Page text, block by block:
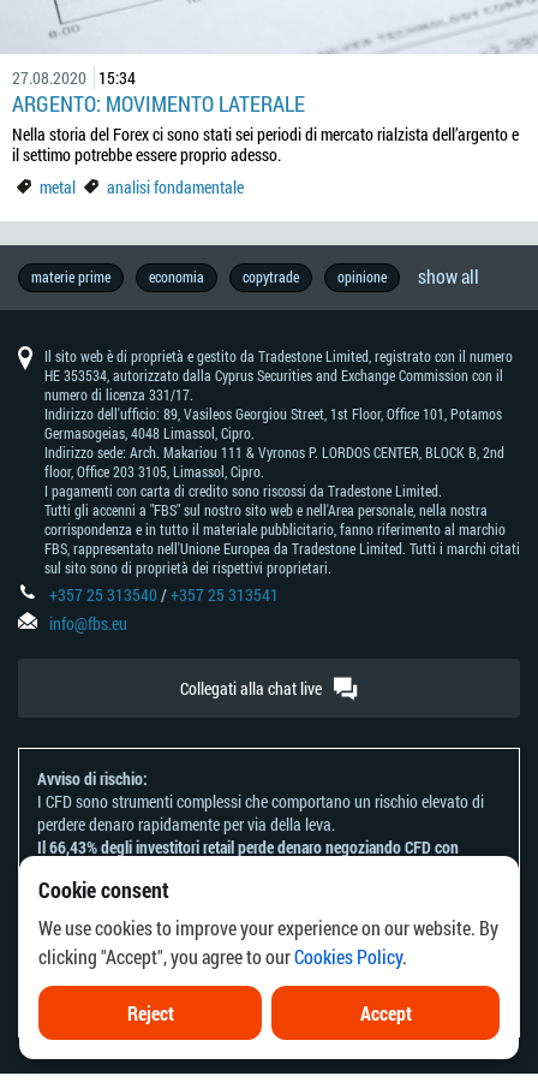
Cookie consent
We use cookies to improve your experience on our website. By
clicking "Accept", you agree to ourCookies Policy.
Reject Accept
27.08.2020 15:34
ARGENTO: MOVIMENTO LATERALE
Nella storia del Forex ci sono stati sei periodi di mercato rialzista dell’argento e
il settimo potrebbe essere proprio adesso.
metal
analisi fondamentale
materie prime economia copytrade opinione
produzione
banca
nazionale
della
zelanda
federal
reserve
metal
forexfactory
brl
storia
di
successo
brexit
thb
geopolitica
previsioni
di
mercato
7
giorni
vocabolario
del
trader
wall
street
programma
ib
di
calendario
economico
strategia
di
trading
chf
-
franco
aud
-
dollaro
intervista
forex
exchange
notizie
europee
australia
petrolio
metatrader
educazione
forex
oro
boj
-
banca
giappone
elezioni
riunione
della
banca
rba
-
reserve
of
australia
stile
di
vita
forex
indicators
mt4
brent
mxn
inflazione
industria
nzd
-
dollaro
jpy
-
yen
rivenditori
zar
-
rand
eur
guerre
commerciali
cina
analisi
fondamentale
trader
famosi
previsioni
di
mercato
u.s.
idr
banca
d'inghilterra
analisi
tecnica
wti
-
west
intermediate
usd
tutti
i
trader
saperlo
divertimento
trading
sulle
notizie
dow
jones
industrial
cad
-
dollaro
dati
economici
trend
trading
sudafrica
crescita
asia
dax30
formazione
brasile
bce
prova
ora
pil
gbp
principianti
successo
taiwan
trump
tassi
di
interesse
boc
-
banca
canada
cnh
motivazione
mercato
azionario
segnali
forex
guadagnare
pbc
-
banca
cinese
abilità
di
trading
prezzi
germania
trading
forex
valute
nfp show all
Il sito web è di proprietà e gestito da Tradestone Limited, registrato con il numero
HE 353534, autorizzato dalla Cyprus Securities and Exchange Commission con il
numero di licenza 331/17.
Indirizzo dell'ufficio: 89, Vasileos Georgiou Street, 1st Floor, Office 101, Potamos
Germasogeias, 4048 Limassol, Cipro.
Indirizzo sede: Arch. Makariou 111 & Vyronos Р. LORDOS CENTER, BLOCK В, 2nd
floor, Office 203 3105, Limassol, Cipro.
I pagamenti con carta di credito sono riscossi da Tradestone Limited.
Tutti gli accenni a "FBS" sul nostro sito web e nell'Area personale, nella nostra
corrispondenza e in tutto il materiale pubblicitario, fanno riferimento al marchio
FBS, rappresentato nell'Unione Europea da Tradestone Limited. Tutti i marchi citati
sul sito sono di proprietà dei rispettivi proprietari.
+357 25 313540/+357 25 313541
info@fbs.eu
Collegati alla chat live
Avviso di rischio:
I CFD sono strumenti complessi che comportano un rischio elevato di
perdere denaro rapidamente per via della leva.
Il 66,43% degli investitori retail perde denaro negoziando CFD con
Dovresti considerare se comprendi come funzionano i CFD e se puoi
permetterti di correre il rischio di perdere il tuo denaro.
Fai riferimento alla nostraInformativa sui rischi.
Le informazioni su questo sito web non sono dirette ai residenti di
alcun paese o giurisdizione in cui la distribuzione o l'uso di tali
informazioni è contrario alla legge o alla regolamentazione locale.